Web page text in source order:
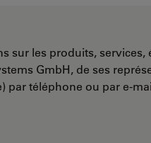
sur les produits, services,
GmbH, de ses
par téléphone ou par e-